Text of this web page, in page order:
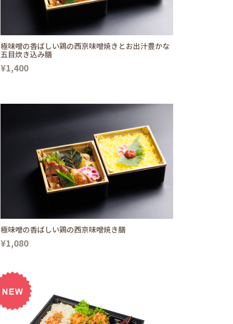
極味噌の香ばしい鶏の西京味噌焼きとお出汁豊かな
五目炊き込み膳
¥1,400
極味噌の香ばしい鶏の西京味噌焼き膳
¥1,080